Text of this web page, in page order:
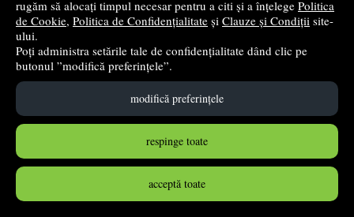
rugăm să alocați timpul necesar pentru a citi și a înțelege Politica
de Cookie, Politica de Confidențialitate și Clauze și Condiții site-
ului.
Poți administra setările tale de confidențialitate dând clic pe
butonul ”modifică preferințele”.
modifică preferințele
respinge toate
acceptă toate
Booklet - 2025
62 lei
PRP:63,80 lei
➤ alertă stoc